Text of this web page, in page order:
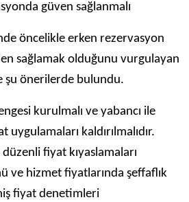
güven sağlanmalı
öncelikle erken rezervasyon
sağlamak olduğunu vurgulayan
şu önerilerde bulundu.
kurulmalı ve yabancı ile
uygulamaları kaldırılmalıdır.
fiyat kıyaslamaları
ve hizmet fiyatlarında şeffaflık
fiyat denetimleri